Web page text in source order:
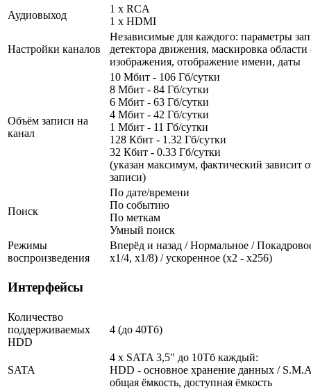
Аудиовыход
1 x RCA
1 x HDMI
Настройки каналов
Независимые для каждого: параметры
детектора движения, маскировка
изображения, отображение имени, даты
Объём записи на
канал
10 Мбит - 106 Гб/сутки
8 Мбит - 84 Гб/сутки
6 Мбит - 63 Гб/сутки
4 Мбит - 42 Гб/сутки
1 Мбит - 11 Гб/сутки
128 Кбит - 1.32 Гб/сутки
32 Кбит - 0.33 Гб/сутки
(указан максимум, фактический зависит
записи)
Поиск
По дате/времени
По событию
По меткам
Умный поиск
Режимы
воспроизведения
Вперёд и назад / Нормальное /
х1/4, х1/8) / ускоренное (х2 - х256)
Интерфейсы
Количество
поддерживаемых
HDD
4 (до 40Тб)
SATA
4 x SATA 3,5" до 10Тб каждый:
HDD - основное хранение данных /
общая ёмкость, доступная ёмкость